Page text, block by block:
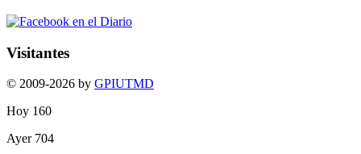
Visitantes
© 2009-2026 by GPIUTMD
Hoy 160
Ayer 704